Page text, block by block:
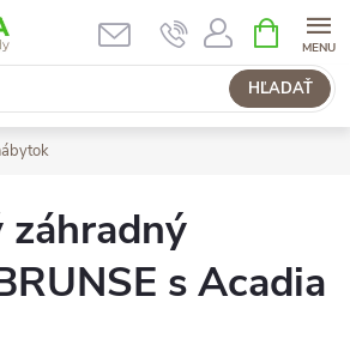
HĽADAŤ
KOŠÍK
s Acadia